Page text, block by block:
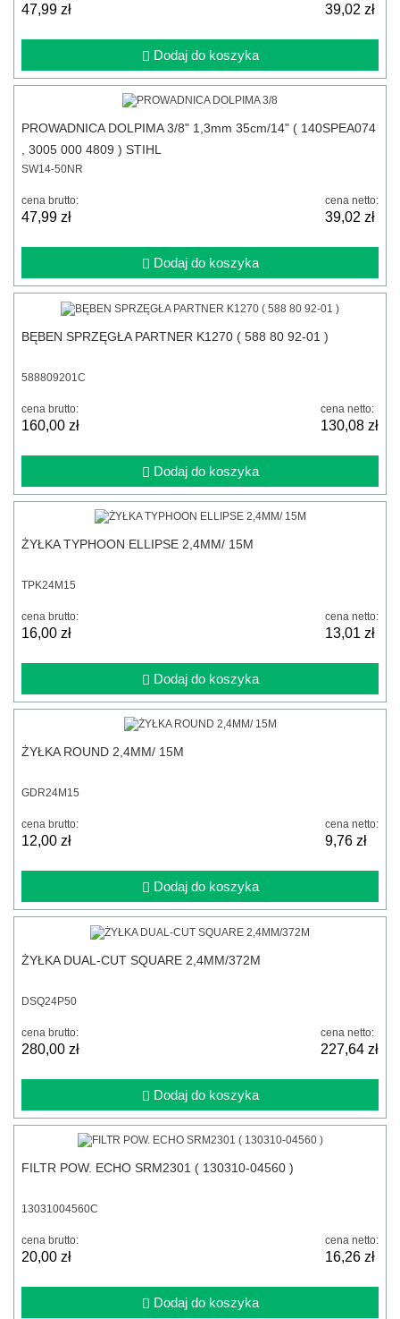
47,99 zł 39,02 zł
Dodaj do koszyka
PROWADNICA DOLPIMA 3/8" 1,3mm 35cm/14" ( 140SPEA074
, 3005 000 4809 ) STIHL
SW14-50NR
cena brutto:
47,99 zł
cena netto:
39,02 zł
Dodaj do koszyka
BĘBEN SPRZĘGŁA PARTNER K1270 ( 588 80 92-01 )
588809201C
cena brutto:
160,00 zł
cena netto:
130,08 zł
Dodaj do koszyka
ŻYŁKA TYPHOON ELLIPSE 2,4MM/ 15M
TPK24M15
cena brutto:
16,00 zł
cena netto:
13,01 zł
Dodaj do koszyka
ŻYŁKA ROUND 2,4MM/ 15M
GDR24M15
cena brutto:
12,00 zł
cena netto:
9,76 zł
Dodaj do koszyka
ŻYŁKA DUAL-CUT SQUARE 2,4MM/372M
DSQ24P50
cena brutto:
280,00 zł
cena netto:
227,64 zł
Dodaj do koszyka
FILTR POW. ECHO SRM2301 ( 130310-04560 )
13031004560C
cena brutto:
20,00 zł
cena netto:
16,26 zł
Dodaj do koszyka